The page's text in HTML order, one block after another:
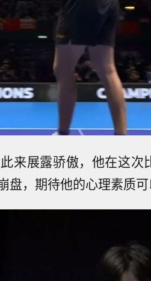
来展露骄傲，他在这次
盘，期待他的心理素质可